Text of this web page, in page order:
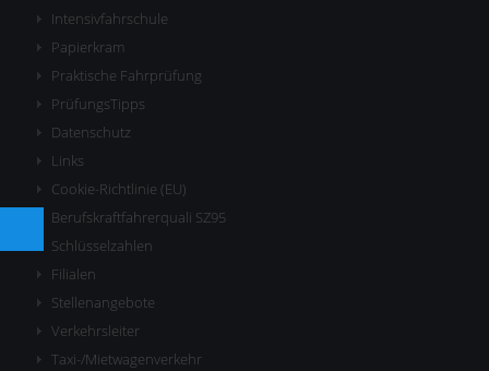
Intensivfahrschule
Papierkram
Praktische Fahrprüfung
PrüfungsTipps
Datenschutz
Links
Cookie-Richtlinie (EU)
Berufskraftfahrerquali SZ95
Schlüsselzahlen
Filialen
Stellenangebote
Verkehrsleiter
Taxi-/Mietwagenverkehr